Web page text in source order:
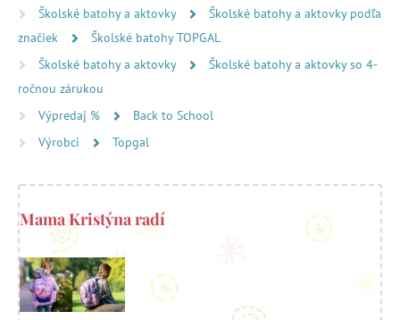
Školské batohy a aktovky
Školské batohy a aktovky podľa
značiek
Školské batohy TOPGAL
Školské batohy a aktovky
Školské batohy a aktovky so 4-
ročnou zárukou
Výpredaj %
Back to School
Výrobci
Topgal
Mama Kristýna radí